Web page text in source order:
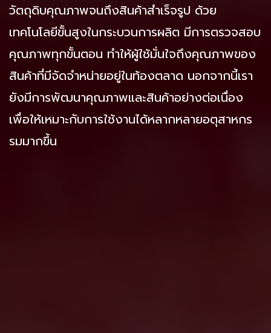
วัตถุดิบคุณภาพจนถึงสินค้าสำเร็จรูป ด้วย
เทคโนโลยีขั้นสูงในกระบวนการผลิต มีการตรวจสอบ
คุณภาพทุกขั้นตอน ทำให้ผู้ใช้มั่นใจถึงคุณภาพของ
สินค้าที่มีจัดจำหน่ายอยู่ในท้องตลาด นอกจากนี้เรา
ยังมีการพัฒนาคุณภาพและสินค้าอย่างต่อเนื่อง
เพื่อให้เหมาะกับการใช้งานได้หลากหลายอตุสาหกร
รมมากขึ้น